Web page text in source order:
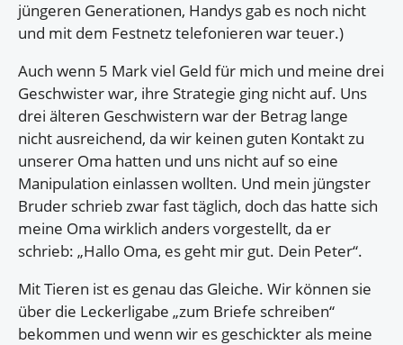
jüngeren Generationen, Handys gab es noch nicht
und mit dem Festnetz telefonieren war teuer.)
Auch wenn 5 Mark viel Geld für mich und meine drei
Geschwister war, ihre Strategie ging nicht auf. Uns
drei älteren Geschwistern war der Betrag lange
nicht ausreichend, da wir keinen guten Kontakt zu
unserer Oma hatten und uns nicht auf so eine
Manipulation einlassen wollten. Und mein jüngster
Bruder schrieb zwar fast täglich, doch das hatte sich
meine Oma wirklich anders vorgestellt, da er
schrieb: „Hallo Oma, es geht mir gut. Dein Peter“.
Mit Tieren ist es genau das Gleiche. Wir können sie
über die Leckerligabe „zum Briefe schreiben“
bekommen und wenn wir es geschickter als meine